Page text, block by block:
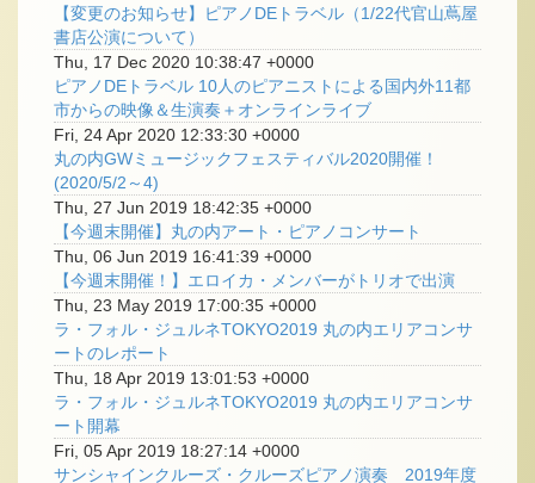
【変更のお知らせ】ピアノDEトラベル（1/22代官山蔦屋
書店公演について）
Thu, 17 Dec 2020 10:38:47 +0000
ピアノDEトラベル 10人のピアニストによる国内外11都
市からの映像＆生演奏＋オンラインライブ
Fri, 24 Apr 2020 12:33:30 +0000
丸の内GWミュージックフェスティバル2020開催！
(2020/5/2～4)
Thu, 27 Jun 2019 18:42:35 +0000
【今週末開催】丸の内アート・ピアノコンサート
Thu, 06 Jun 2019 16:41:39 +0000
【今週末開催！】エロイカ・メンバーがトリオで出演
Thu, 23 May 2019 17:00:35 +0000
ラ・フォル・ジュルネTOKYO2019 丸の内エリアコンサ
ートのレポート
Thu, 18 Apr 2019 13:01:53 +0000
ラ・フォル・ジュルネTOKYO2019 丸の内エリアコンサ
ート開幕
Fri, 05 Apr 2019 18:27:14 +0000
サンシャインクルーズ・クルーズピアノ演奏 2019年度